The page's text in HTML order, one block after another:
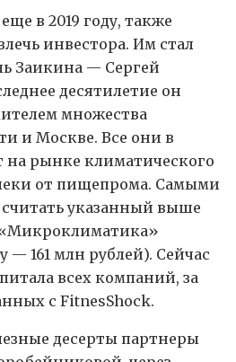
в 2019 году, также
инвестора. Им стал
Заикина — Сергей
десятилетие он
множества
и Москве. Все они в
на рынке климатического
от пищепрома. Самыми
указанный выше
— 161 млн руб­лей). Сейчас
всех компаний, за
с FitnesShock.
десерты партнеры